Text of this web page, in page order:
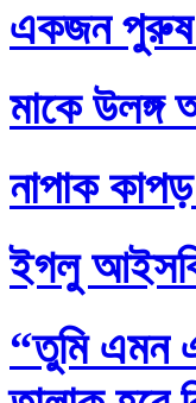
একজন পুরুষ
মাকে উলঙ্গ
নাপাক
ইগলু
“তুমি এমন